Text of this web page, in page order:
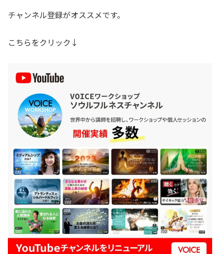
チャンネル登録がオススメです。
こちらをクリック↓